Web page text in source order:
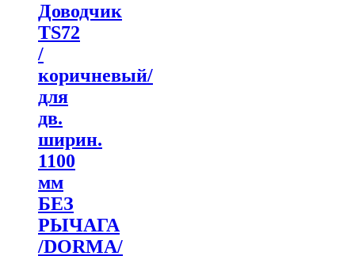
Доводчик
TS72
/
коричневый/
для
дв.
ширин.
1100
мм
БЕЗ
РЫЧАГА
/DORMA/